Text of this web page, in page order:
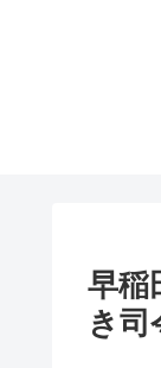
早稲
き司